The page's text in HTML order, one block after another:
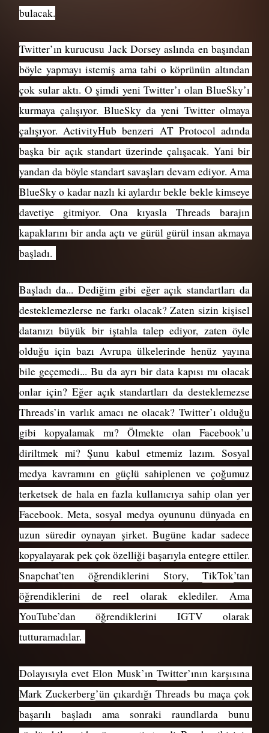
bulacak.
Twitter’ın kurucusu Jack Dorsey aslında en başından
böyle yapmayı istemiş ama tabi o köprünün altından
çok sular aktı. O şimdi yeni Twitter’ı olan BlueSky’ı
kurmaya çalışıyor. BlueSky da yeni Twitter olmaya
çalışıyor. ActivityHub benzeri AT Protocol adında
başka bir açık standart üzerinde çalışacak. Yani bir
yandan da böyle standart savaşları devam ediyor. Ama
BlueSky o kadar nazlı ki aylardır bekle bekle kimseye
davetiye gitmiyor. Ona kıyasla Threads barajın
kapaklarını bir anda açtı ve gürül gürül insan akmaya
başladı.
Başladı da... Dediğim gibi eğer açık standartları da
desteklemezlerse ne farkı olacak? Zaten sizin kişisel
datanızı büyük bir iştahla talep ediyor, zaten öyle
olduğu için bazı Avrupa ülkelerinde henüz yayına
bile geçemedi... Bu da ayrı bir data kapısı mı olacak
onlar için? Eğer açık standartları da desteklemezse
Threads’in varlık amacı ne olacak? Twitter’ı olduğu
gibi kopyalamak mı? Ölmekte olan Facebook’u
diriltmek mi? Şunu kabul etmemiz lazım. Sosyal
medya kavramını en güçlü sahiplenen ve çoğumuz
terketsek de hala en fazla kullanıcıya sahip olan yer
Facebook. Meta, sosyal medya oyununu dünyada en
uzun süredir oynayan şirket. Bugüne kadar sadece
kopyalayarak pek çok özelliği başarıyla entegre ettiler.
Snapchat’ten öğrendiklerini Story, TikTok’tan
öğrendiklerini de reel olarak eklediler. Ama
YouTube’dan öğrendiklerini IGTV olarak
tutturamadılar.
Dolayısıyla evet Elon Musk’ın Twitter
Mark Zuckerberg’ün çıkardığı Threads bu maça çok
başarılı başladı ama sonraki raundlarda bunu